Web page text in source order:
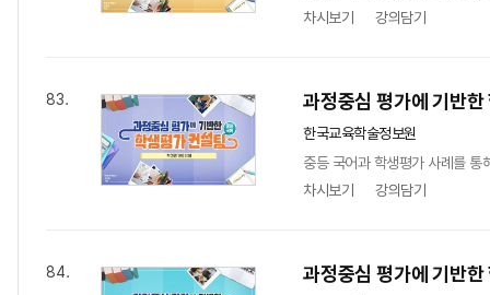
차시보기
강의담기
83. 과정중심 평가에 기반
한국교육학술정보원
중등 국어과 학생평가 사례를 통
차시보기
강의담기
84. 과정중심 평가에 기반